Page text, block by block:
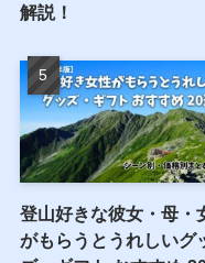
解説！
登山好きな彼女・母・
がもらうとうれしいグ